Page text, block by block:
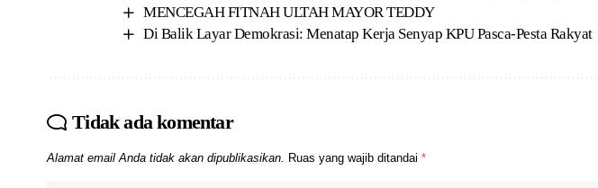
MENCEGAH FITNAH ULTAH MAYOR TEDDY
Di Balik Layar Demokrasi: Menatap Kerja Senyap KPU Pasca-Pesta Rakyat
Tidak ada komentar
Alamat email Anda tidak akan dipublikasikan. Ruas yang wajib ditandai *